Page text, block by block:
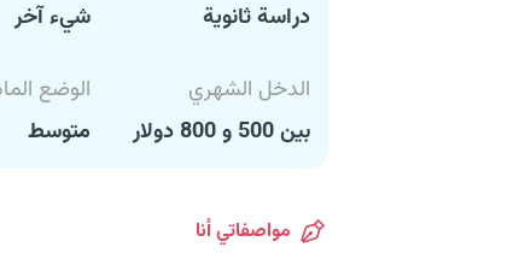
دراسة ثانوية
شيء آخر
الدخل الشهري
بين 500 و 800 دولار
الوضع
متوسط
مواصفاتي أنا